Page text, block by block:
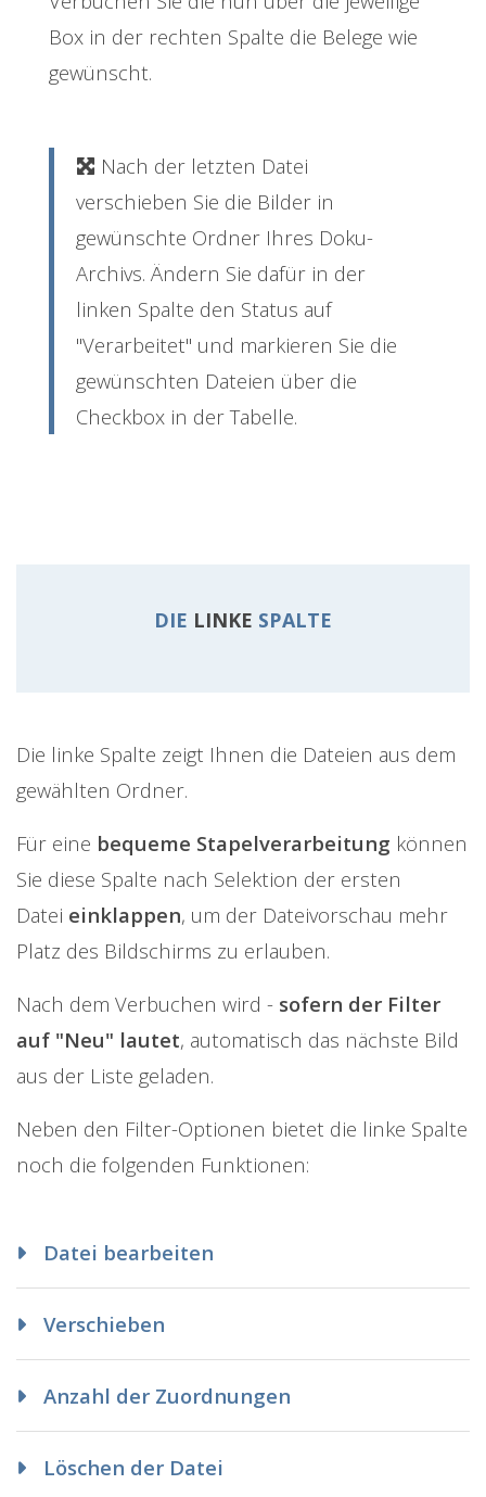
Box in der rechten Spalte die Belege wie
gewünscht.
Nach der letzten Datei
verschieben Sie die Bilder in
gewünschte Ordner Ihres Doku-
Archivs. Ändern Sie dafür in der
linken Spalte den Status auf
"Verarbeitet" und markieren Sie die
gewünschten Dateien über die
Checkbox in der Tabelle.
DIE LINKE SPALTE
Die linke Spalte zeigt Ihnen die Dateien aus dem
gewählten Ordner.
Für eine bequeme Stapelverarbeitung können
Sie diese Spalte nach Selektion der ersten
Datei einklappen, um der Dateivorschau mehr
Platz des Bildschirms zu erlauben.
Nach dem Verbuchen wird - sofern der Filter
auf "Neu" lautet, automatisch das nächste Bild
aus der Liste geladen.
Neben den Filter-Optionen bietet die linke Spalte
noch die folgenden Funktionen:
Datei bearbeiten
Verschieben
Anzahl der Zuordnungen
Löschen der Datei